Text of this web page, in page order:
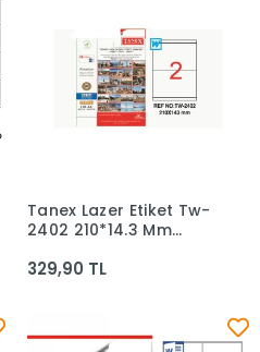
Sepete Ekle
Tanex Lazer Etiket Tw-
2402 210*14.3 Mm
329,90 TL